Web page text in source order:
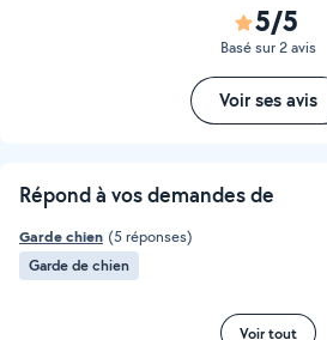
5/5
Basé sur 2 avis
Voir ses avis
Répond à vos demandes de
Garde chien (5 réponses)
Garde de chien
Voir tout